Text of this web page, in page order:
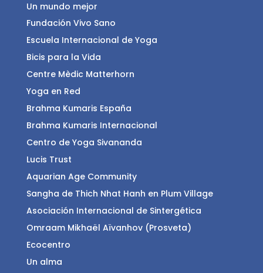
Un mundo mejor
Fundación Vivo Sano
Escuela Internacional de Yoga
Bicis para la Vida
Centre Mèdic Matterhorn
Yoga en Red
Brahma Kumaris España
Brahma Kumaris Internacional
Centro de Yoga Sivananda
Lucis Trust
Aquarian Age Community
Sangha de Thich Nhat Hanh en Plum Village
Asociación Internacional de Sintergética
Omraam Mikhaël Aïvanhov (Prosveta)
Ecocentro
Un alma